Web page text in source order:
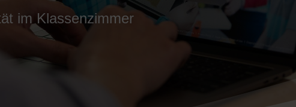
im Klassenzimmer